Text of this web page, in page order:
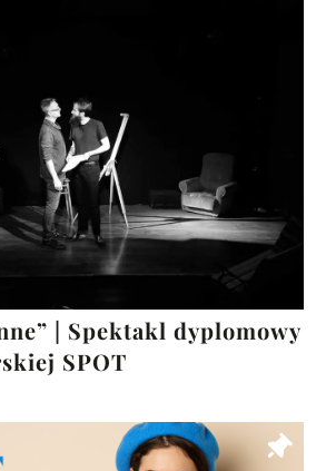
| Spektakl dyplomowy
SPOT